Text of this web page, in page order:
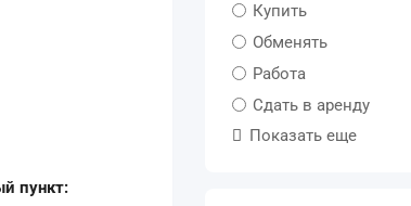
пункт:
Купить
Обменять
Работа
Сдать в аренду
Показать еще